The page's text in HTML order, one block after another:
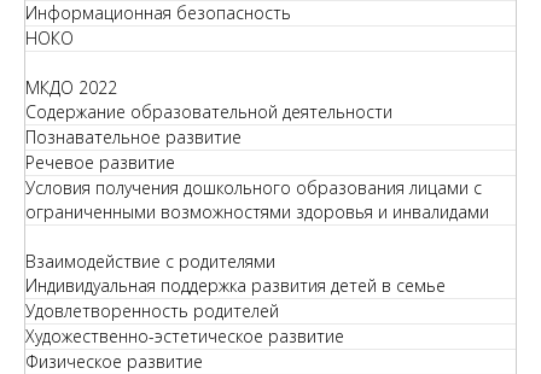
Информационная безопасность
НОКО
МКДО 2022
Содержание образовательной деятельности
Познавательное развитие
Речевое развитие
Условия получения дошкольного образования лицами с
ограниченными возможностями здоровья и инвалидами
Взаимодействие с родителями
Индивидуальная поддержка развития детей в семье
Удовлетворенность родителей
Художественно-эстетическое развитие
Физическое развитие